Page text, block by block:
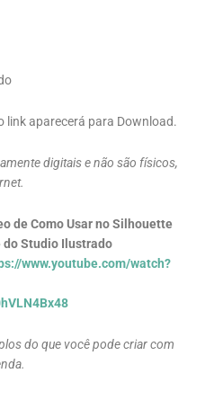
link aparecerá para Download.
digitais e não são físicos,
de Como Usar no Silhouette
do Studio Ilustrado
www.youtube.com/watch?
do que você pode criar com